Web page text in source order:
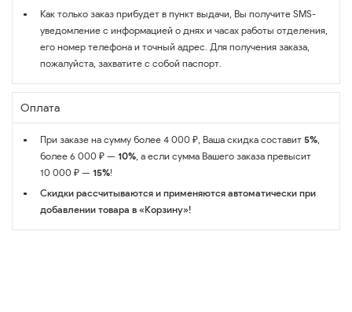
Как только заказ прибудет в пункт выдачи, Вы получите SMS-
уведомление с информацией о днях и часах работы отделения,
его номер телефона и точный адрес. Для получения заказа,
пожалуйста, захватите с собой паспорт.
Оплата
При заказе на сумму более 4 000 ₽, Ваша скидка составит 5%,
более 6 000 ₽ — 10%, а если сумма Вашего заказа превысит
10 000 ₽ — 15%!
Скидки рассчитываются и применяются автоматически при
добавлении товара в «Корзину»!